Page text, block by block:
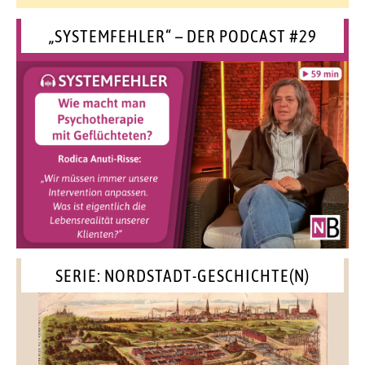
„SYSTEMFEHLER“ – DER PODCAST #29
SERIE: NORDSTADT-GESCHICHTE(N)